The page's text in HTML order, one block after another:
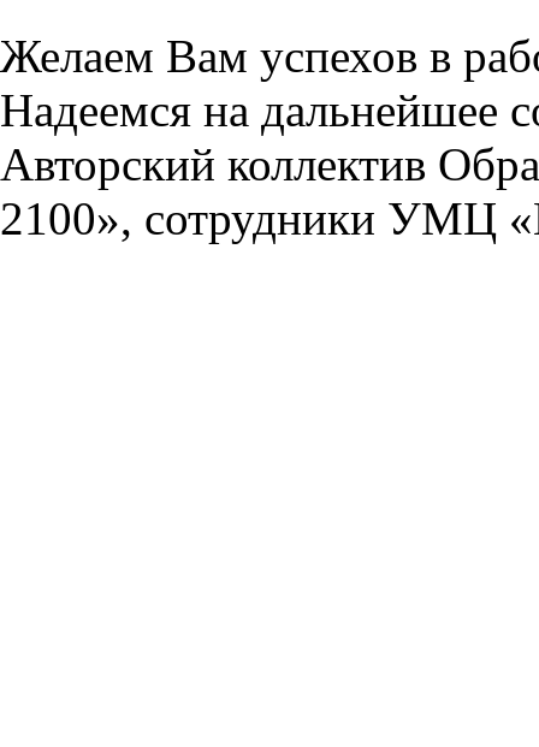
Желаем Вам успехов в
Надеемся на дальнейшее
Авторский коллектив
2100», сотрудники УМЦ